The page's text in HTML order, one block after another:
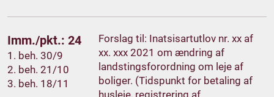
Imm./pkt.: 24
1. beh. 30/9
2. beh. 21/10
3. beh. 18/11
Forslag til: Inatsisartutlov nr. xx af
xx. xxx 2021 om ændring af
landstingsforordning om leje af
boliger. (Tidspunkt for betaling af
husleje, registrering af